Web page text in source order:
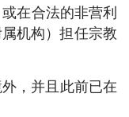
在合法的非营利
机构）担任宗教
，并且此前已在